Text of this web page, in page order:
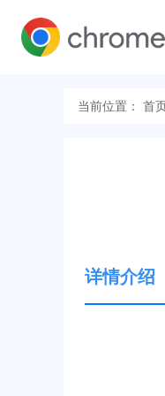
当前位置： 首
详情介绍